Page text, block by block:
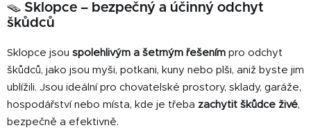
l
a
c
í
p
🪤 Sklopce – bezpečný a účinný odchyt
škůdců
Sklopce jsou spolehlivým a šetrným řešením pro odchyt
škůdců, jako jsou myši, potkani, kuny nebo plši, aniž byste jim
ublížili. Jsou ideální pro chovatelské prostory, sklady, garáže,
hospodářství nebo místa, kde je třeba zachytit škůdce živé,
bezpečně a efektivně.